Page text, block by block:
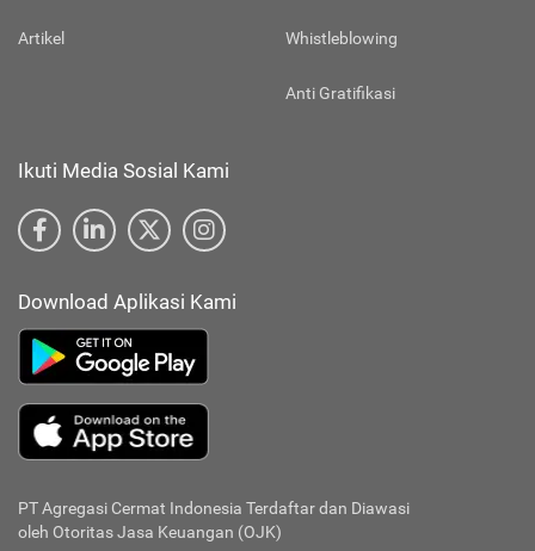
Artikel Whistleblowing
Anti Gratifikasi
Ikuti Media Sosial Kami
Download Aplikasi Kami
PT Agregasi Cermat Indonesia Terdaftar dan Diawasi
oleh Otoritas Jasa Keuangan (OJK)